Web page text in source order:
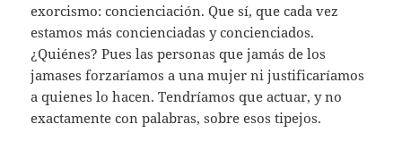
exorcismo: concienciación. Que sí, que cada vez
estamos más concienciadas y concienciados.
¿Quiénes? Pues las personas que jamás de los
jamases forzaríamos a una mujer ni justificaríamos
a quienes lo hacen. Tendríamos que actuar, y no
exactamente con palabras, sobre esos tipejos.